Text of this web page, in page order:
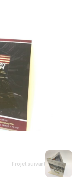
Projet suivant